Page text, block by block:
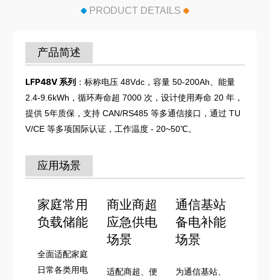
PRODUCT DETAILS
产品简述
LFP48V 系列 ：标称电压 48Vdc，容量 50-200Ah、能量
2.4-9.6kWh，循环寿命超 7000 次，设计使用寿命 20 年，
提供 5年质保，支持 CAN/RS485 等多通信接口，通过 TU
V/CE 等多项国际认证，工作温度 - 20~50℃。
应用场景
家庭常用
负载储能
全面适配家庭
日常各类用电
商业商超
应急供电
场景
适配商超、便
通信基站
备电补能
场景
为通信基站、